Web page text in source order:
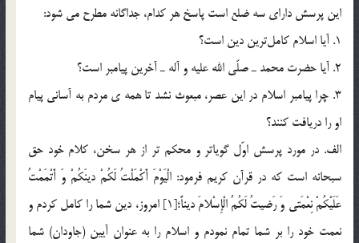
اين پرسش داراي سه ضلع است پاسخ هر كدام، جداگانه مطرح مي شود:
1. آيا اسلام كامل‎ترين دين است؟
2. آيا حضرت محمد ـ صلّي الله عليه و آله ـ آخرين پيامبر است؟
3. چرا پيامبر اسلام در اين عصر، مبعوث نشد تا همه ي مردم به آساني پيام
او را دريافت كنند؟
الف. در مورد پرسش اوّل گوياتر و محكم تر از هر سخن، كلام خود حق
سبحانه است كه در قرآن كريم فرمود: الْيَوْمَ أَكْمَلْتُ لَكُمْ دينَكُمْ وَ أَتْمَمْتُ
عَلَيْكُمْ نِعْمَتي‏ وَ رَضيتُ لَكُمُ الْإِسْلامَ ديناً؛[1] امروز، دين شما را كامل كردم و
نعمت خود را بر شما تمام نمودم و اسلام را به عنوان آيين (جاودان) شما